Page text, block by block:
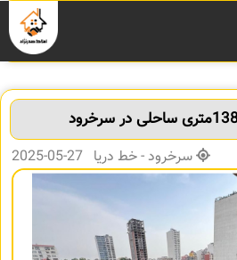
سرخرود - خط دریا 27-05-2025